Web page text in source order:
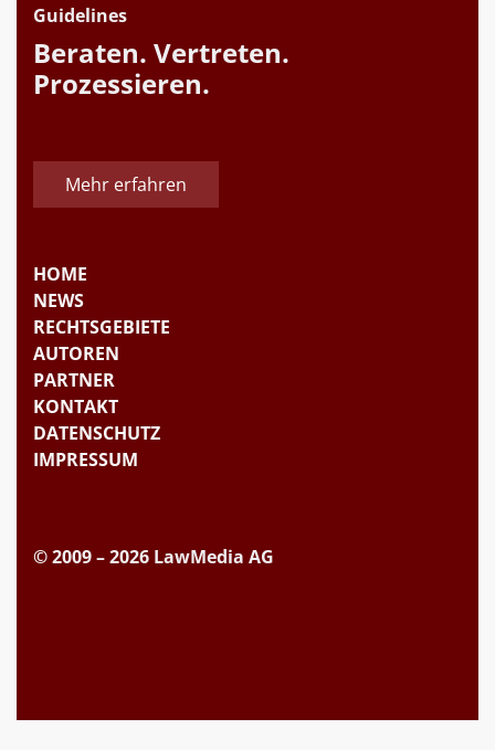
Guidelines
Beraten. Vertreten.
Prozessieren.
Mehr erfahren
HOME
NEWS
RECHTSGEBIETE
AUTOREN
PARTNER
KONTAKT
DATENSCHUTZ
IMPRESSUM
© 2009 – 2026 LawMedia AG